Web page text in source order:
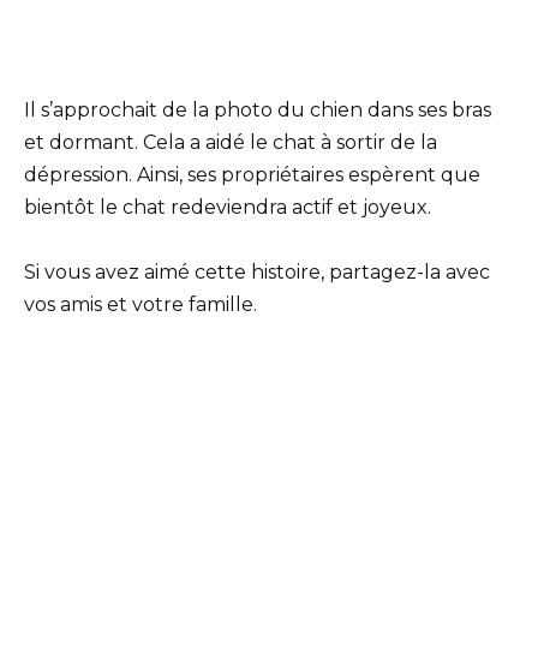
Il s’approchait de la photo du chien dans ses bras
et dormant. Cela a aidé le chat à sortir de la
dépression. Ainsi, ses propriétaires espèrent que
bientôt le chat redeviendra actif et joyeux.
Si vous avez aimé cette histoire, partagez-la avec
vos amis et votre famille.